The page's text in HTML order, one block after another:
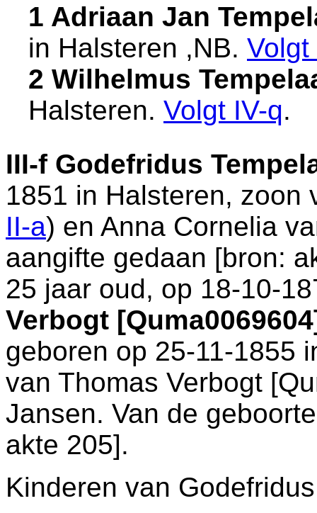
1 Adriaan Jan
in Halsteren ,NB. Volgt
2 Wilhelmus
Halsteren. Volgt IV-q.
III-f Godefridus
1851 in Halsteren, zoon
II-a) en Anna Cornelia
aangifte gedaan [bron:
25 jaar oud, op 18-10-
Verbogt
geboren op 25-11-1855
van Thomas Verbogt
Jansen. Van de
akte 205].
Kinderen van